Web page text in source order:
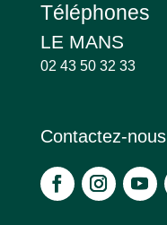
Téléphones
LE MANS
02 43 50 32 33
Contactez-nous